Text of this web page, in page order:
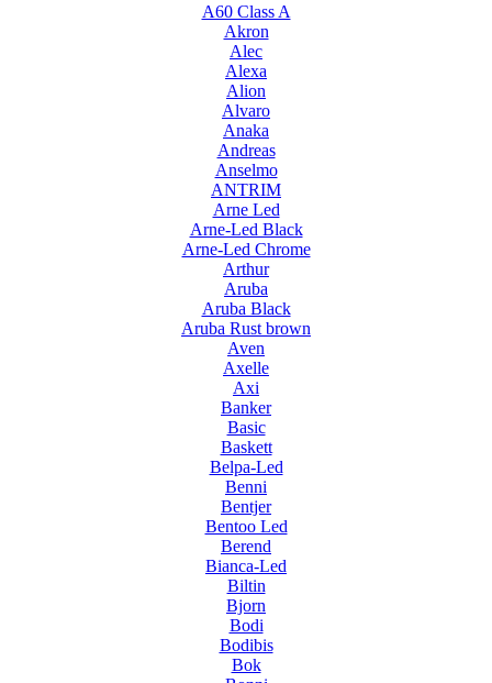
A60 Class A
Akron
Alec
Alexa
Alion
Alvaro
Anaka
Andreas
Anselmo
ANTRIM
Arne Led
Arne-Led Black
Arne-Led Chrome
Arthur
Aruba
Aruba Black
Aruba Rust brown
Aven
Axelle
Axi
Banker
Basic
Baskett
Belpa-Led
Benni
Bentjer
Bentoo Led
Berend
Bianca-Led
Biltin
Bjorn
Bodi
Bodibis
Bok